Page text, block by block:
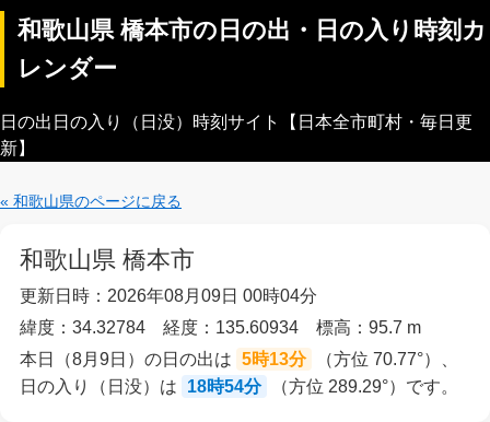
和歌山県 橋本市の日の出・日の入り時刻カ
レンダー
日の出日の入り（日没）時刻サイト【日本全市町村・毎日更
新】
« 和歌山県のページに戻る
和歌山県 橋本市
更新日時：2026年08月09日 00時04分
緯度：34.32784 経度：135.60934 標高：95.7 m
本日（8月9日）の日の出は 5時13分
（方位 70.77°）、
日の入り（日没）は
18時54分 （方位 289.29°）です。